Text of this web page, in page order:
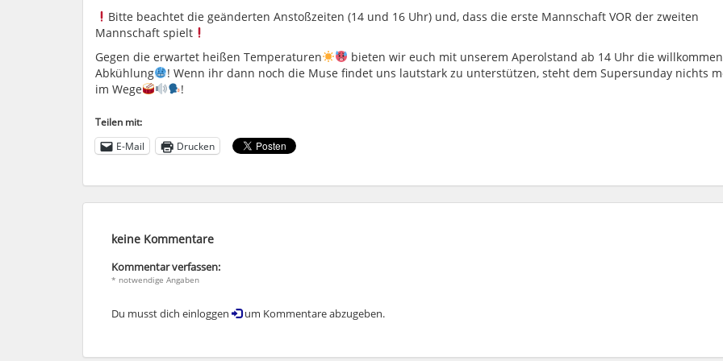
Bitte beachtet die geänderten Anstoßzeiten (14 und 16 Uhr) und, dass die erste Mannschaft VOR der zweiten
Mannschaft spielt
Gegen die erwartet heißen Temperaturen
bieten wir euch mit unserem Aperolstand ab 14 Uhr die
Abkühlung
! Wenn ihr dann noch die Muse findet uns lautstark zu unterstützen, steht dem Supersunday nichts
im Wege
!
Teilen mit:
E-Mail
Drucken
keine Kommentare
Kommentar verfassen:
* notwendige Angaben
Du musst dich einloggen um Kommentare abzugeben.